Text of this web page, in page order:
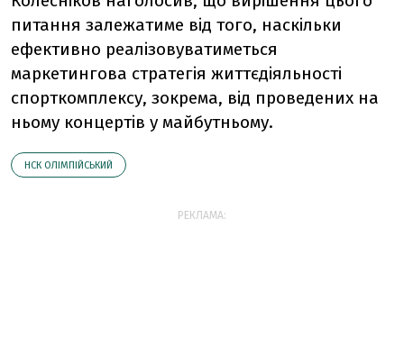
питання залежатиме вiд того, наскiльки
ефективно реалiзовуватиметься
маркетингова стратегiя життєдiяльностi
спорткомплексу, зокрема, вiд проведених на
ньому концертiв у майбутньому.
НСК ОЛІМПІЙСЬКИЙ
РЕКЛАМА: